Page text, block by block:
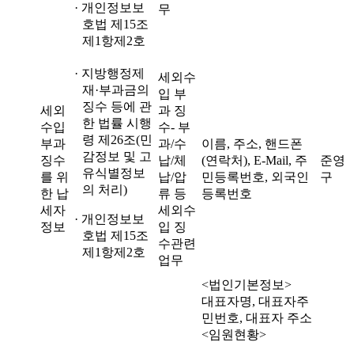
· 개인정보보
호법 제15조
제1항제2호
무
세외
수입
부과
징수
를 위
한 납
세자
정보
· 지방행정제
재·부과금의
징수 등에 관
한 법률 시행
령 제26조(민
감정보 및 고
유식별정보
의 처리)
· 개인정보보
호법 제15조
제1항제2호
세외수
입 부
과 징
수- 부
과/수
납/체
납/압
류 등
세외수
입 징
수관련
업무
이름, 주소, 핸드폰
(연락처), E-Mail, 주
민등록번호, 외국인
등록번호
준영
구
<법인기본정보>
대표자명, 대표자주
민번호, 대표자 주소
<임원현황>